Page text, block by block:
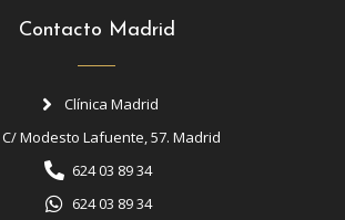
Contacto Madrid
Clínica Madrid
C/ Modesto Lafuente, 57. Madrid
624 03 89 34
624 03 89 34